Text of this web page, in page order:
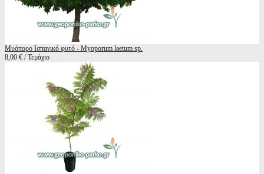
Μυόπορο Ισπανικό φυτό - Myoporum laetum sp.
8,00 € / Τεμάχιο